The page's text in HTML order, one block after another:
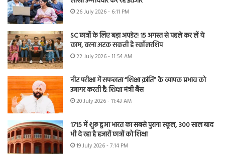
26 July 2026 - 6:11 PM
SC छात्रों के लिए बड़ा अपडेट! 15 अगस्त से पहले कर लें ये
काम, वरना अटक सकती है स्कॉलरशिप
22 July 2026 - 11:54 AM
नीट परीक्षा में सफलता “शिक्षा क्रांति” के व्यापक प्रभाव को
उजागर करती है: शिक्षा मंत्री बैंस
20 July 2026 - 11:43 AM
1715 में शुरू हुआ भारत का सबसे पुराना स्कूल, 300 साल बाद
भी दे रहा है हजारों छात्रों को शिक्षा
19 July 2026 - 7:14 PM